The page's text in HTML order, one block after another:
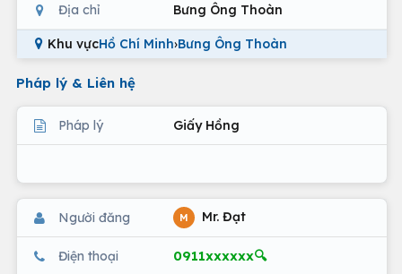
Địa chỉ Bưng Ông Thoàn
Khu vựcHồ Chí Minh›Bưng Ông Thoàn
Pháp lý & Liên hệ
Pháp lý Giấy Hồng
Người đăng M Mr. Đạt
Điện thoại 0911xxxxxx🔍